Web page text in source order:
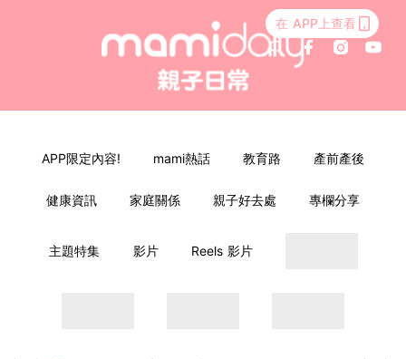
在 APP上查看
APP限定內容! mami熱話 教育路 產前產後
健康資訊 家庭關係 親子好去處 專欄分享
主題特集 影片 Reels 影片